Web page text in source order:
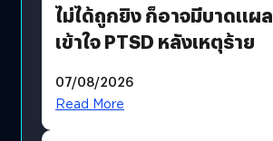
ไม่ได้ถูกยิง ก็อาจมีบาดแผล
เข้าใจ PTSD หลังเหตุร้าย
07/08/2026
Read More